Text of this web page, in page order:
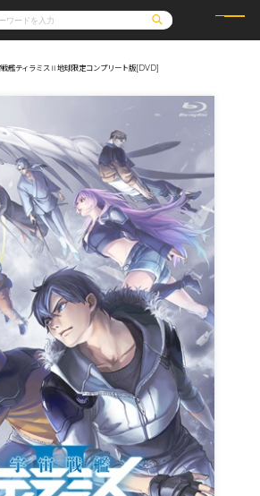
ノベルス
ロサージュノベルス
OVERLAP STORE
オーバーラップ広報室
ディングス
お問い合わせはこちら
オーバーラップ文庫
オーバーラップノベルス
オーバーラップノベルスf
ロサージュノベルス
戦艦ティラミスⅡ地球限定コンプリート版[DVD]